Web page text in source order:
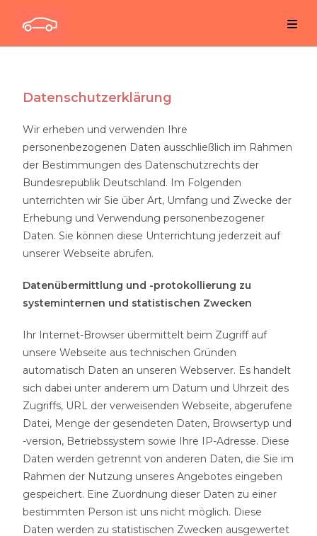
Datenschutzerklärung
Wir erheben und verwenden Ihre
personenbezogenen Daten ausschließlich im Rahmen
der Bestimmungen des Datenschutzrechts der
Bundesrepublik Deutschland. Im Folgenden
unterrichten wir Sie über Art, Umfang und Zwecke der
Erhebung und Verwendung personenbezogener
Daten. Sie können diese Unterrichtung jederzeit auf
unserer Webseite abrufen.
Datenübermittlung und -protokollierung zu
systeminternen und statistischen Zwecken
Ihr Internet-Browser übermittelt beim Zugriff auf
unsere Webseite aus technischen Gründen
automatisch Daten an unseren Webserver. Es handelt
sich dabei unter anderem um Datum und Uhrzeit des
Zugriffs, URL der verweisenden Webseite, abgerufene
Datei, Menge der gesendeten Daten, Browsertyp und
-version, Betriebssystem sowie Ihre IP-Adresse. Diese
Daten werden getrennt von anderen Daten, die Sie im
Rahmen der Nutzung unseres Angebotes eingeben
gespeichert. Eine Zuordnung dieser Daten zu einer
bestimmten Person ist uns nicht möglich. Diese
Daten werden zu statistischen Zwecken ausgewertet